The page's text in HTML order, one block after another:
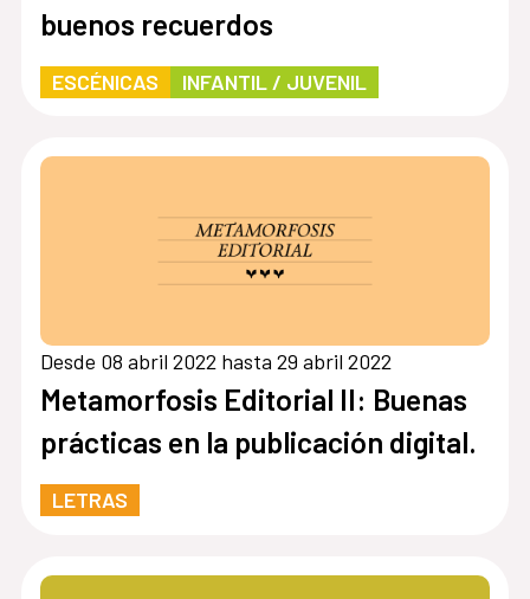
buenos recuerdos
ESCÉNICAS INFANTIL / JUVENIL
Desde 08 abril 2022 hasta 29 abril 2022
Metamorfosis Editorial II: Buenas
prácticas en la publicación digital.
LETRAS